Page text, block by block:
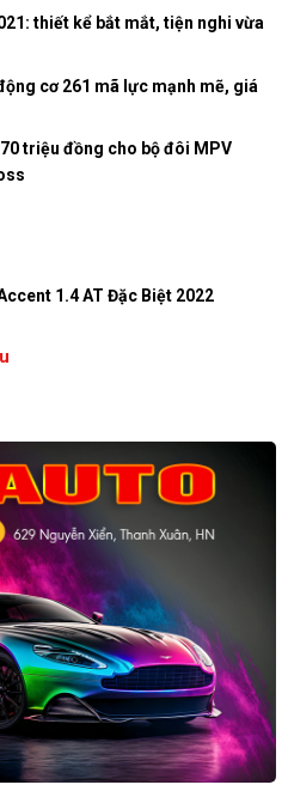
thiết kể bắt mắt, tiện nghi vừa
cơ 261 mã lực mạnh mẽ, giá
triệu đồng cho bộ đôi MPV
1.4 AT Đặc Biệt 2022